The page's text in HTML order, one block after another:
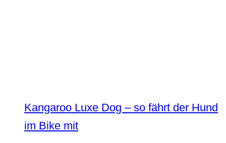
Kangaroo Luxe Dog – so fährt der Hund
im Bike mit